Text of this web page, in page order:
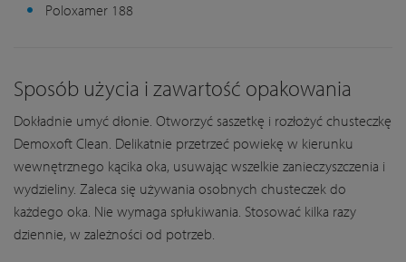
Poloxamer 188
Sposób użycia i zawartość opakowania
Dokładnie umyć dłonie. Otworzyć saszetkę i rozłożyć chusteczkę
Demoxoft Clean. Delikatnie przetrzeć powiekę w kierunku
wewnętrznego kącika oka, usuwając wszelkie zanieczyszczenia i
wydzieliny. Zaleca się używania osobnych chusteczek do
każdego oka. Nie wymaga spłukiwania. Stosować kilka razy
dziennie, w zależności od potrzeb.